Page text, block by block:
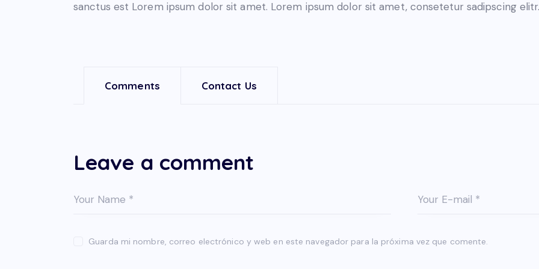
sanctus est Lorem ipsum dolor sit amet. Lorem ipsum dolor sit amet, consetetur sadipscing
Comments Contact Us
Leave a comment
Guarda mi nombre, correo electrónico y web en este navegador para la próxima vez que comente.